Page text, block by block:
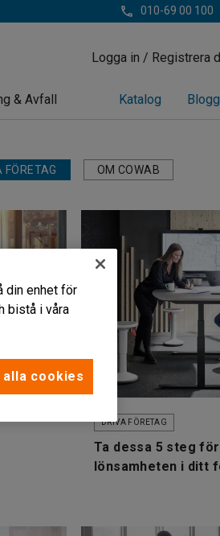
010-69 00 100
Logga in / Registrera
& Avfall Katalog Blogg
FÖRETAG OM COWAB
DRIVA FÖRETAG
Ta dessa 5 steg
lönsamheten i ditt
din enhet för
bistå i våra
cookies